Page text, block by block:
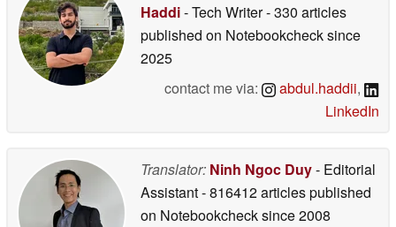
Haddi- Tech Writer- 330 articles
published on Notebookchecksince
2025
contact me via:
abdul.haddii,
LinkedIn
Translator: Ninh Ngoc Duy- Editorial
Assistant- 816412 articles published
on Notebookchecksince 2008